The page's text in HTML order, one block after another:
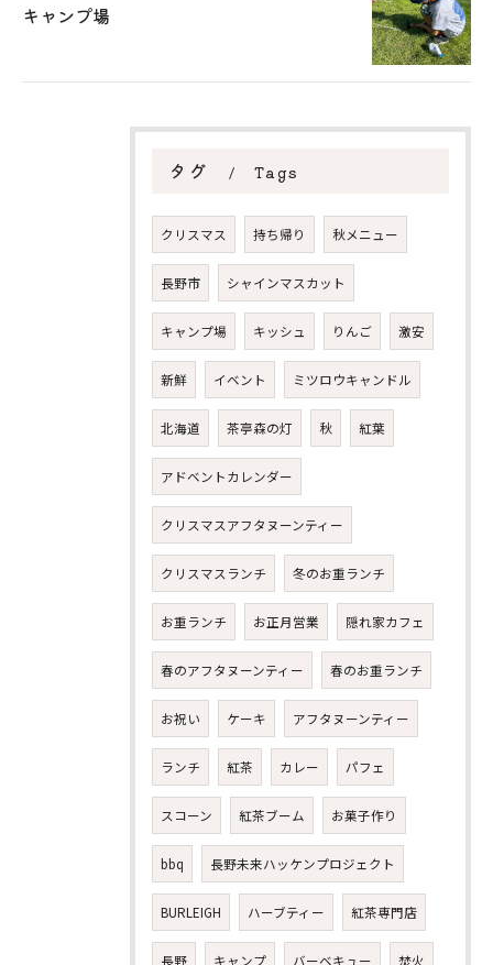
キャンプ場
タグ Tags
クリスマス 持ち帰り 秋メニュー
長野市 シャインマスカット
キャンプ場 キッシュ りんご 激安
新鮮 イベント ミツロウキャンドル
北海道 茶亭森の灯 秋 紅葉
アドベントカレンダー
クリスマスアフタヌーンティー
クリスマスランチ 冬のお重ランチ
お重ランチ お正月営業 隠れ家カフェ
春のアフタヌーンティー 春のお重ランチ
お祝い ケーキ アフタヌーンティー
ランチ 紅茶 カレー パフェ
スコーン 紅茶ブーム お菓子作り
bbq 長野未来ハッケンプロジェクト
BURLEIGH ハーブティー 紅茶専門店
長野 キャンプ バーベキュー 焚火
お気軽にお問い合わせください